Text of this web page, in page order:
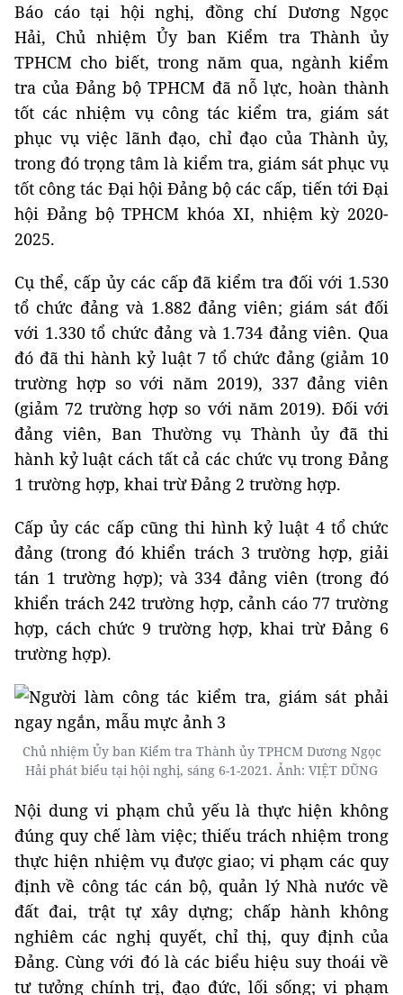
Báo cáo tại hội nghị, đồng chí Dương Ngọc
Hải, Chủ nhiệm Ủy ban Kiểm tra Thành ủy
TPHCM cho biết, trong năm qua, ngành kiểm
tra của Đảng bộ TPHCM đã nỗ lực, hoàn thành
tốt các nhiệm vụ công tác kiểm tra, giám sát
phục vụ việc lãnh đạo, chỉ đạo của Thành ủy,
trong đó trọng tâm là kiểm tra, giám sát phục vụ
tốt công tác Đại hội Đảng bộ các cấp, tiến tới Đại
hội Đảng bộ TPHCM khóa XI, nhiệm kỳ 2020-
2025.
Cụ thể, cấp ủy các cấp đã kiểm tra đối với 1.530
tổ chức đảng và 1.882 đảng viên; giám sát đối
với 1.330 tổ chức đảng và 1.734 đảng viên. Qua
đó đã thi hành kỷ luật 7 tổ chức đảng (giảm 10
trường hợp so với năm 2019), 337 đảng viên
(giảm 72 trường hợp so với năm 2019). Đối với
đảng viên, Ban Thường vụ Thành ủy đã thi
hành kỷ luật cách tất cả các chức vụ trong Đảng
1 trường hợp, khai trừ Đảng 2 trường hợp.
Cấp ủy các cấp cũng thi hình kỷ luật 4 tổ chức
đảng (trong đó khiển trách 3 trường hợp, giải
tán 1 trường hợp); và 334 đảng viên (trong đó
khiển trách 242 trường hợp, cảnh cáo 77 trường
hợp, cách chức 9 trường hợp, khai trừ Đảng 6
trường hợp).
Chủ nhiệm Ủy ban Kiểm tra Thành ủy TPHCM Dương Ngọc
Hải phát biểu tại hội nghị, sáng 6-1-2021. Ảnh: VIỆT DŨNG
Nội dung vi phạm chủ yếu là thực hiện không
đúng quy chế làm việc; thiếu trách nhiệm trong
thực hiện nhiệm vụ được giao; vi phạm các quy
định về công tác cán bộ, quản lý Nhà nước về
đất đai, trật tự xây dựng; chấp hành không
nghiêm các nghị quyết, chỉ thị, quy định của
Đảng. Cùng với đó là các biểu hiệu suy thoái về
tư tưởng chính trị, đạo đức, lối sống; vi phạm